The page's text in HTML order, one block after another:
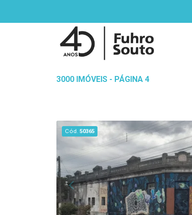
3000 IMÓVEIS - PÁGINA 4
Cód. 50365